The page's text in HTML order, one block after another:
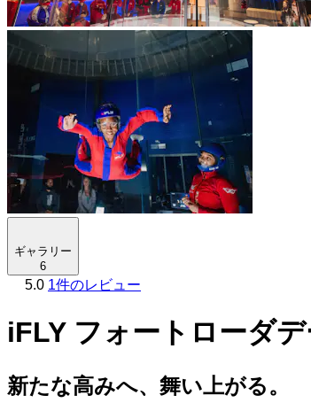
ギャラリー
6
5.0 1件のレビュー
iFLY フォートローダ
新たな高みへ、舞い上がる。